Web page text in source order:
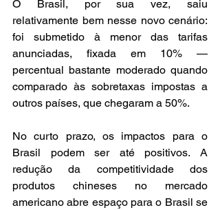
O Brasil, por sua vez, saiu
relativamente bem nesse novo cenário:
foi submetido à menor das tarifas
anunciadas, fixada em 10% —
percentual bastante moderado quando
comparado às sobretaxas impostas a
outros países, que chegaram a 50%.
No curto prazo, os impactos para o
Brasil podem ser até positivos. A
redução da competitividade dos
produtos chineses no mercado
americano abre espaço para o Brasil se